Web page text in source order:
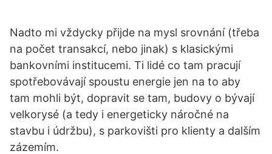
Nadto mi vždycky přijde na mysl srovnání (třeba
na počet transakcí, nebo jinak) s klasickými
bankovními institucemi. Ti lidé co tam pracují
spotřebovávají spoustu energie jen na to aby
tam mohli být, dopravit se tam, budovy o bývají
velkorysé (a tedy i energeticky náročné na
stavbu i údržbu), s parkovišti pro klienty a dalším
zázemím.